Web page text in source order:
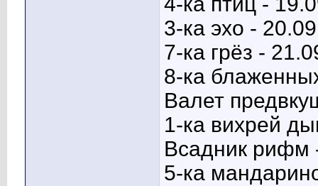
3-ка эхо - 20.09
7-ка грёз -
8-ка
Валет
1-ка вихрей
Всадник рифм
5-ка